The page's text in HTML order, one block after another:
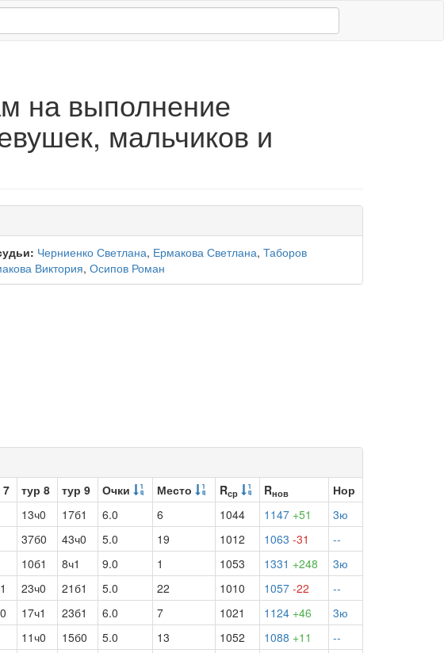
на выполнение
мальчиков и
Черниенко Светлана, Ермакова Светлана, Таборов
Виктория, Осипов Роман
7 тур 8 тур 9 Очки Место Rср Rнов
Нор
13ч0 17б1 6.0 6 1044 1147 +51
3ю
37б0 43ч0 5.0 19 1012 1063 -31
--
10б1 8ч1 9.0 1 1053 1331 +248
3ю
23ч0 21б1 5.0 22 1010 1057 -22
--
17ч1 23б1 6.0 7 1021 1124 +46
3ю
11ч0 15б0 5.0 13 1052 1088 +11
--